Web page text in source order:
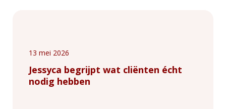
13 mei 2026
Jessyca begrijpt wat cliënten écht
nodig hebben